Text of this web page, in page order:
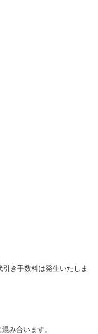
き手数料は発生いたしま
み合います。